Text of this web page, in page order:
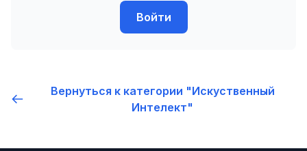
Войти
Вернуться к категории "Искуственный
Интелект"